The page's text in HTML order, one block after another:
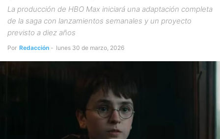
La producción de HBO Max iniciará una adaptación completa
de la saga con lanzamientos semanales y un proyecto
previsto a diez años
Por Redacción - lunes 30 de marzo, 2026